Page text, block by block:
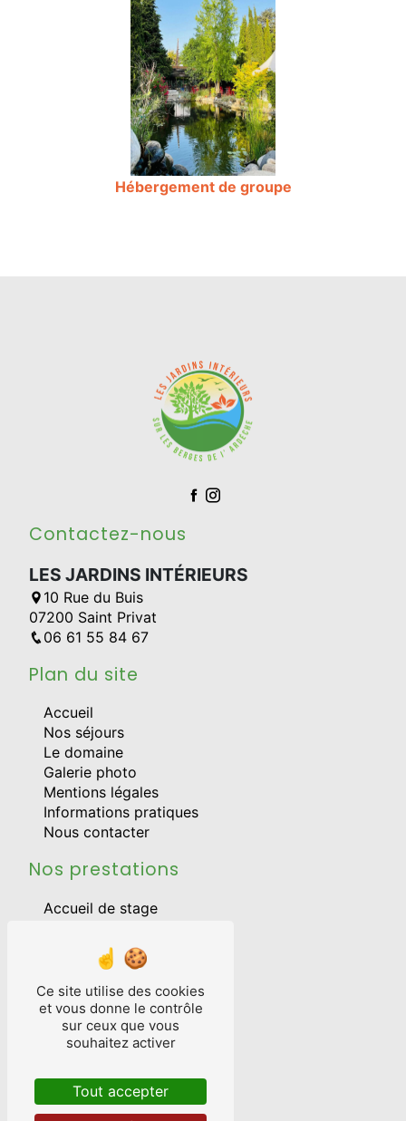
Hébergement de groupe
Contactez-nous
LES JARDINS INTÉRIEURS
10 Rue du Buis
07200 Saint Privat
06 61 55 84 67
Plan du site
Accueil
Nos séjours
Le domaine
Galerie photo
Mentions légales
Informations pratiques
Nous contacter
Nos prestations
Accueil de stage
Accueil de groupe
Cousinade
Hébergement stage
Gîte de groupe
Réunion d'entreprise
Séminaire
Hébergement de groupe
Ce site utilise des cookies
et vous donne le contrôle
sur ceux que vous
souhaitez activer
Tout accepter